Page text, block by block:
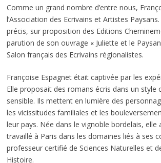
Comme un grand nombre d’entre nous,
l’Association des Ecrivains et Artistes
précis, sur proposition des Editions
parution de son ouvrage « Juliette et le
Salon français des Ecrivains régionalistes.
Françoise Espagnet était captivée par les
Elle proposait des romans écris dans un style
sensible. Ils mettent en lumière des
les vicissitudes familiales et les
leur pays. Née dans le vignoble bordelais, elle
travaillé à Paris dans les domaines liés à ses
professeur certifié de Sciences Naturelles et
Histoire.